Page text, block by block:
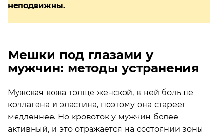
неподвижны.
Мешки под глазами у
мужчин: методы устранения
Мужская кожа толще женской, в ней больше
коллагена и эластина, поэтому она стареет
медленнее. Но кровоток у мужчин более
активный, и это отражается на состоянии зоны